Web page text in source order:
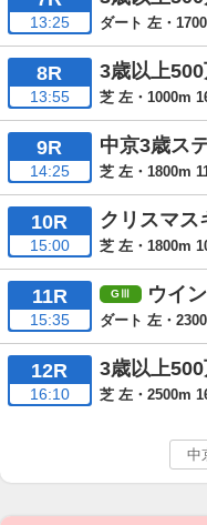
13:25 ダート 左・
8R
13:55
3歳以上
芝 左・1000m
9R
14:25
中京3歳ス
芝 左・1800m
10R
15:00
クリスマス
芝 左・1800m
11R
15:35
ウイ
ダート 左・
12R
16:10
3歳以上
芝 左・2500m